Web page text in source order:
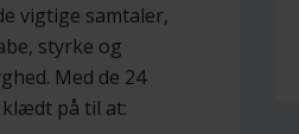
vigtige samtaler,
styrke og
Med de 24
på til at: